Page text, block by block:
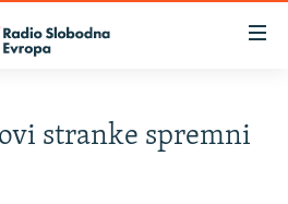
stranke spremni